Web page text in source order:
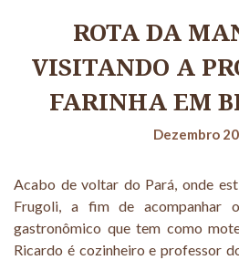
ROTA DA
VISITANDO A
FARINHA EM
Dezembro
Acabo de voltar do Pará, onde
Frugoli, a fim de acompanhar
gastronômico que tem como
Ricardo é cozinheiro e professor